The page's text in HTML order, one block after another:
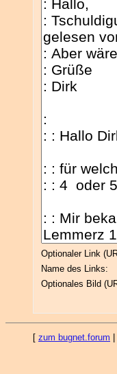
Optionaler Link
Name des Links:
Optionales Bild
[ zum bugnet.forum